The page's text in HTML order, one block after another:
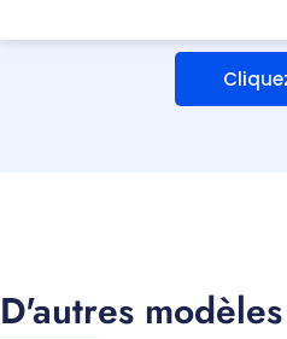
D'autres